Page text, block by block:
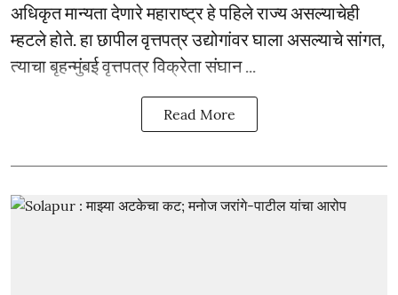
अधिकृत मान्यता देणारे महाराष्ट्र हे पहिले राज्य असल्याचेही
म्हटले होते. हा छापील वृत्तपत्र उद्योगांवर घाला असल्याचे सांगत,
त्याचा बृहन्मुंबई वृत्तपत्र विक्रेता संघान ...
Read More